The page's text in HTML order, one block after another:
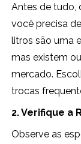
Antes de tudo,
você precisa
litros são uma
mas existem
mercado.
trocas
2. Verifique a
Observe as